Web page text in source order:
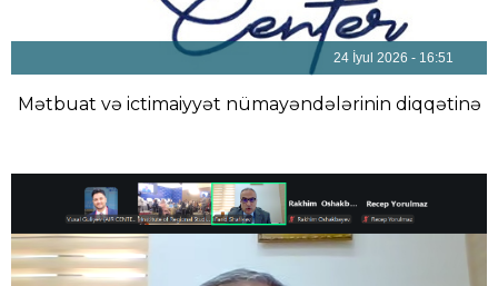
24 İyul 2026 - 16:51
Mətbuat və ictimaiyyət nümayəndələrinin diqqətinə